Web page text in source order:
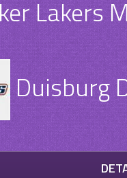
Lakers
Duisburg